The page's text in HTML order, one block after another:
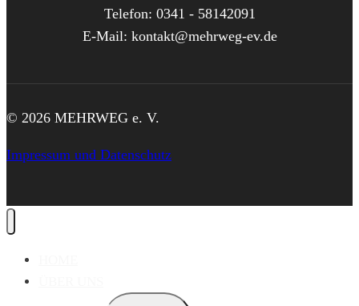
Telefon: 0341 - 58142091
E-Mail: kontakt@mehrweg-ev.de
© 2026 MEHRWEG e. V.
Impressum und Datenschutz